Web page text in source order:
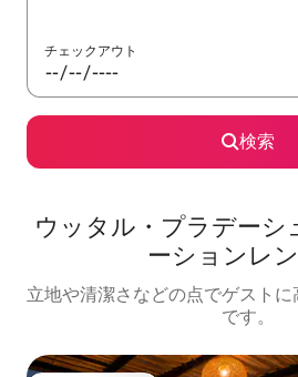
チェックアウト
検索
ウッタル・プラデーシ
ーションレ
立地や清潔さなどの点でゲスト
です。